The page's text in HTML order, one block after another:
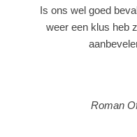
Is ons wel goed
weer een klus heb
Roman